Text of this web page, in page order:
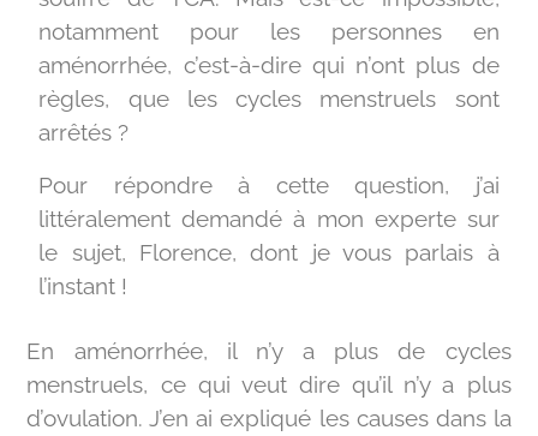
notamment pour les personnes en
aménorrhée, c’est-à-dire qui n’ont plus de
règles, que les cycles menstruels sont
arrêtés ?
Pour répondre à cette question, j’ai
littéralement demandé à mon experte sur
le sujet, Florence, dont je vous parlais à
l’instant !
En aménorrhée, il n’y a plus de cycles
menstruels, ce qui veut dire qu’il n’y a plus
d’ovulation. J’en ai expliqué les causes dans la